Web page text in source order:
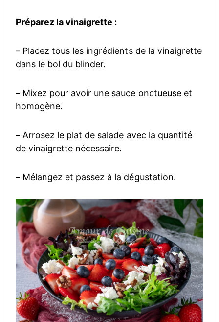
Préparez la vinaigrette :
– Placez tous les ingrédients de la vinaigrette
dans le bol du blinder.
– Mixez pour avoir une sauce onctueuse et
homogène.
– Arrosez le plat de salade avec la quantité
de vinaigrette nécessaire.
– Mélangez et passez à la dégustation.